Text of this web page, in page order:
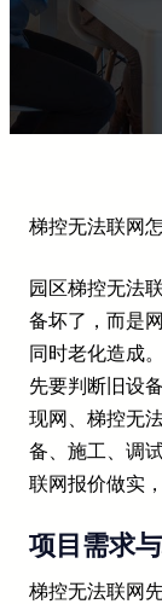
梯控无法联网
园区梯控无法
备坏了，而是
同时老化造成
先要判断旧设
现网、梯控无
备、施工、调
联网报价做实
项目需求
梯控无法联网